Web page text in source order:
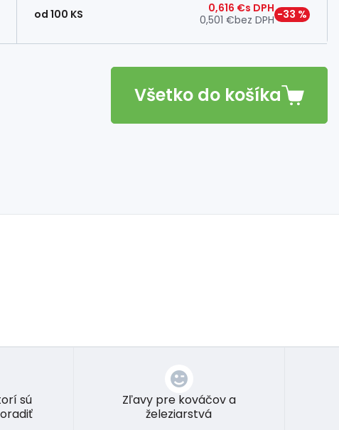
od 100 KS 0,616 €s DPH
0,501 €bez DPH −33 %
Všetko do košíka
sú
Zľavy pre kováčov a
železiarstvá